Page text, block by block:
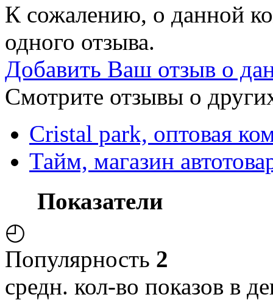
К сожалению, о данной
одного отзыва.
Добавить Ваш отзыв о
Смотрите отзывы о
Cristal park, оптовая
Тайм, магазин
Показатели
◴
Популярность 2
средн. кол-во показов в